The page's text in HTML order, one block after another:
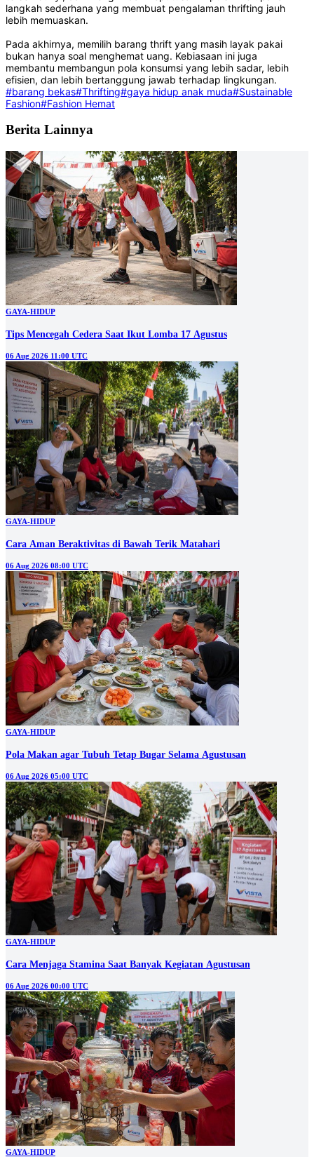
langkah sederhana yang membuat pengalaman thrifting jauh
lebih memuaskan.
Pada akhirnya, memilih barang thrift yang masih layak pakai
bukan hanya soal menghemat uang. Kebiasaan ini juga
membantu membangun pola konsumsi yang lebih sadar, lebih
efisien, dan lebih bertanggung jawab terhadap lingkungan.
#barang bekas#Thrifting#gaya hidup anak muda#Sustainable
Fashion#Fashion Hemat
Berita Lainnya
GAYA-HIDUP
Tips Mencegah Cedera Saat Ikut Lomba 17 Agustus
06 Aug 2026 11:00 UTC
GAYA-HIDUP
Cara Aman Beraktivitas di Bawah Terik Matahari
06 Aug 2026 08:00 UTC
GAYA-HIDUP
Pola Makan agar Tubuh Tetap Bugar Selama Agustusan
06 Aug 2026 05:00 UTC
GAYA-HIDUP
Cara Menjaga Stamina Saat Banyak Kegiatan Agustusan
06 Aug 2026 00:00 UTC
GAYA-HIDUP